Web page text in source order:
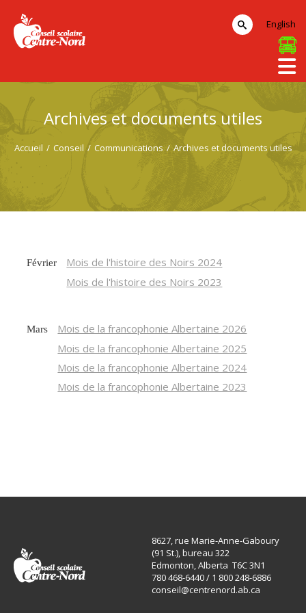
Archives et documents utiles
Accueil / Conseil / Communications / Archives et documents utiles
Février
Mois de l'histoire des Noirs 2024
Mois de l'histoire des Noirs 2023
Mars
Mois de la francophonie Albertaine 2026
Mois de la francophonie Albertaine 2025
Mois de la francophonie Albertaine 2024
Mois de la francophonie Albertaine 2023
English
8627, rue Marie-Anne-Gaboury
(91 St.), bureau 322
Edmonton, Alberta T6C 3N1
780 468-6440 / 1 800 248-6886
conseil@centrenord.ab.ca